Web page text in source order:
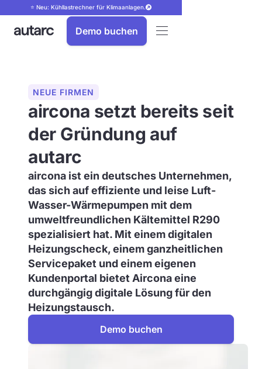
⭐ Neu: Kühllastrechner für Klimaanlagen.
Demo buchen
NEUE FIRMEN
aircona setzt bereits seit
der Gründung auf
autarc
aircona ist ein deutsches Unternehmen,
das sich auf effiziente und leise Luft-
Wasser-Wärmepumpen mit dem
umweltfreundlichen Kältemittel R290
spezialisiert hat. Mit einem digitalen
Heizungscheck, einem ganzheitlichen
Servicepaket und einem eigenen
Kundenportal bietet Aircona eine
durchgängig digitale Lösung für den
Heizungstausch.
Demo buchen